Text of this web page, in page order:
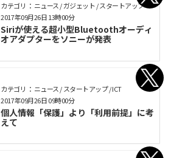
カテゴリ： ニュース / ガジェット / スタートアップ
Siriが使える超小型Bluetoothオーディ
オアダプターをソニーが発表
2017年09月26日 13時00分
カテゴリ： ニュース / スタートアップ / ICT
個人情報「保護」より「利用前提」に考
えて
2017年09月26日 09時00分